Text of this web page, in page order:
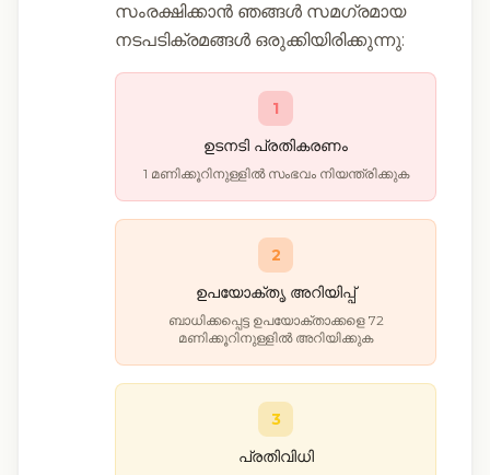
സംരക്ഷിക്കാൻ ഞങ്ങൾ സമഗ്രമായ
നടപടിക്രമങ്ങൾ ഒരുക്കിയിരിക്കുന്നു:
1
ഉടനടി പ്രതികരണം
1 മണിക്കൂറിനുള്ളിൽ സംഭവം നിയന്ത്രിക്കുക
2
ഉപയോക്തൃ അറിയിപ്പ്
ബാധിക്കപ്പെട്ട ഉപയോക്താക്കളെ 72
മണിക്കൂറിനുള്ളിൽ അറിയിക്കുക
3
പ്രതിവിധി